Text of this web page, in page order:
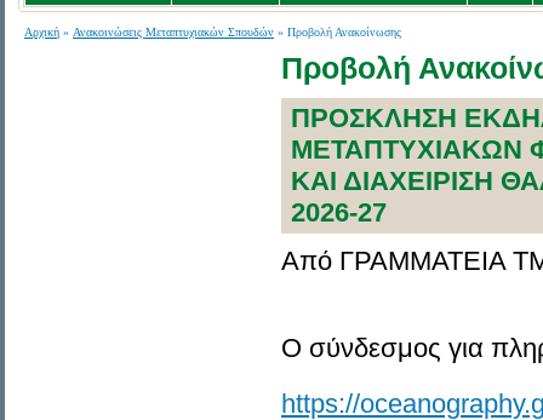
Αρχική » Ανακοινώσεις Μεταπτυχιακών Σπουδών » Προβολή Ανακοίνωσης
Προβολή
ΠΡΟΣΚΛΗΣΗ
ΜΕΤΑΠΤΥΧΙΑΚΩΝ
ΚΑΙ ΔΙΑΧΕΙΡΙΣΗ
2026-27
Από ΓΡΑΜΜΑΤΕΙΑ
Ο σύνδεσμος για
https://